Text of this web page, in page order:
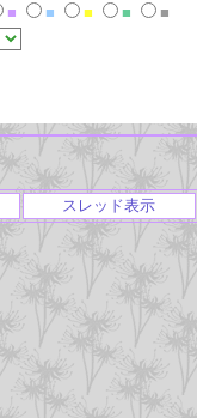
■ ■ ■ ■
■
スレッド表示